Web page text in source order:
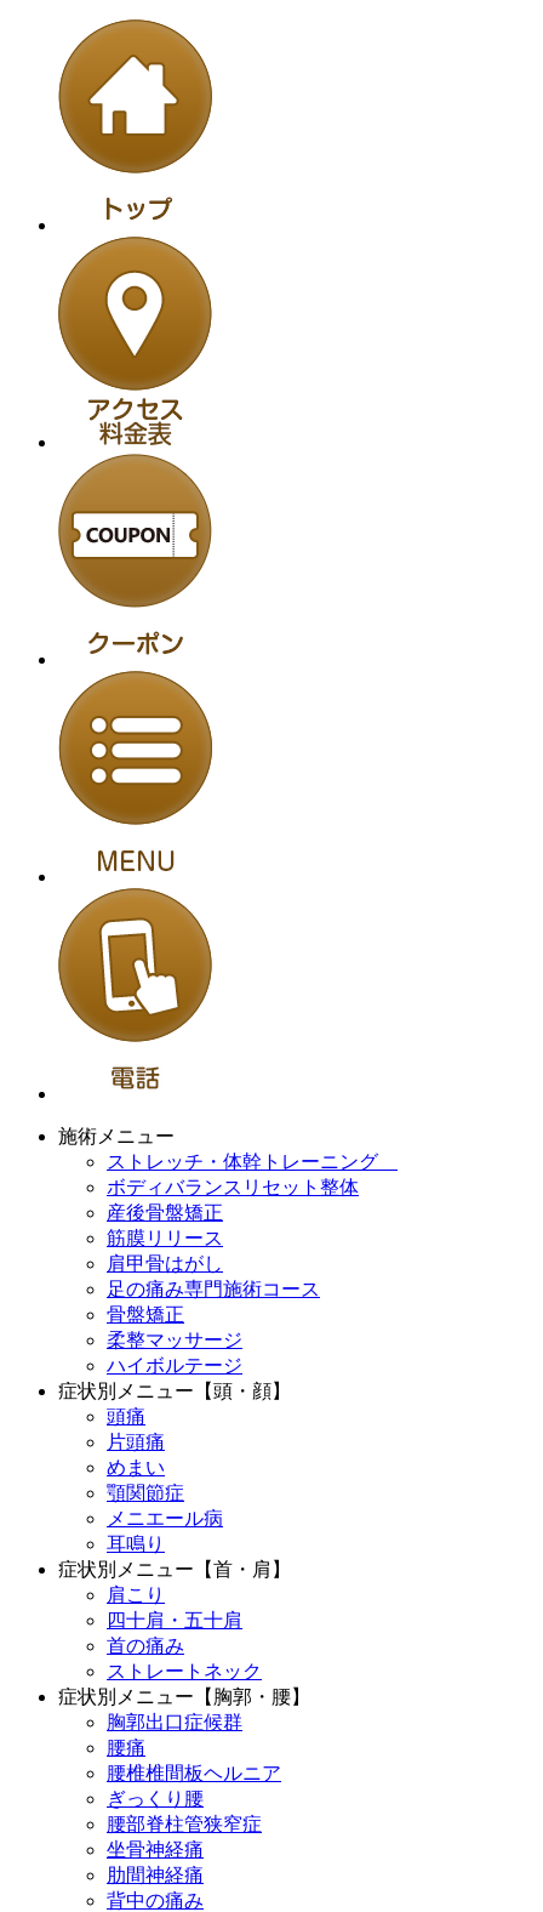
施術メニュー
ストレッチ・体幹トレーニング
ボディバランスリセット整体
産後骨盤矯正
筋膜リリース
肩甲骨はがし
足の痛み専門施術コース
骨盤矯正
柔整マッサージ
ハイボルテージ
症状別メニュー【頭・顔】
頭痛
片頭痛
めまい
顎関節症
メニエール病
耳鳴り
症状別メニュー【首・肩】
肩こり
四十肩・五十肩
首の痛み
ストレートネック
症状別メニュー【胸郭・腰】
胸郭出口症候群
腰痛
腰椎椎間板ヘルニア
ぎっくり腰
腰部脊柱管狭窄症
坐骨神経痛
肋間神経痛
背中の痛み